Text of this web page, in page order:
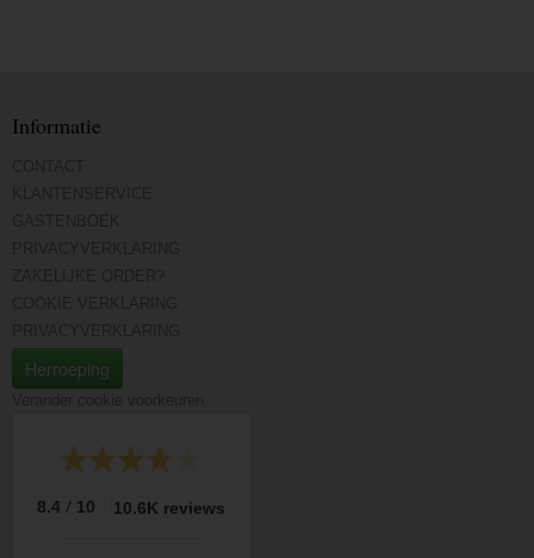
Informatie
Herroeping
8.4 / 10 10.6K reviews